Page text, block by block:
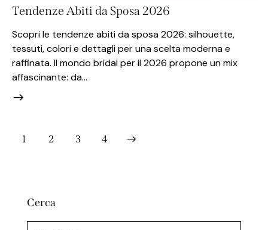
Tendenze Abiti da Sposa 2026
Scopri le tendenze abiti da sposa 2026: silhouette,
tessuti, colori e dettagli per una scelta moderna e
raffinata. Il mondo bridal per il 2026 propone un mix
affascinante: da…
1 2 3 4
Cerca